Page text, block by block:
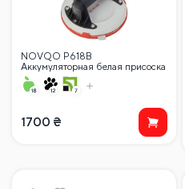
NOVQO P618B
Аккумуляторная белая присоска
(140 кг) 200 мм
1700 ₴